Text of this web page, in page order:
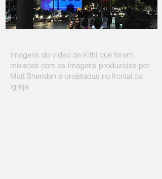
Imagens do vídeo de Kithi que foram
mixadas com as imagens produzidas por
Matt Sheridan e projetadas no frontal da
igreja